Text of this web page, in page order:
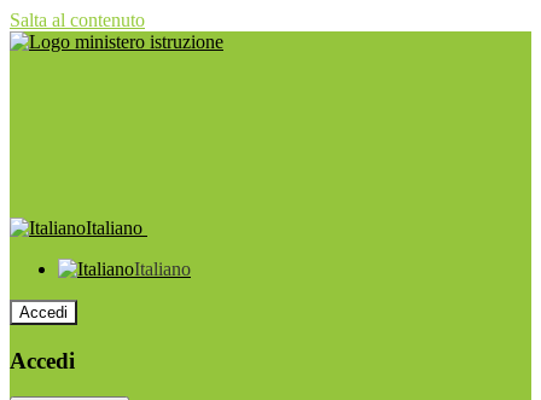
Salta al contenuto
Italiano
Italiano
Accedi
Accedi